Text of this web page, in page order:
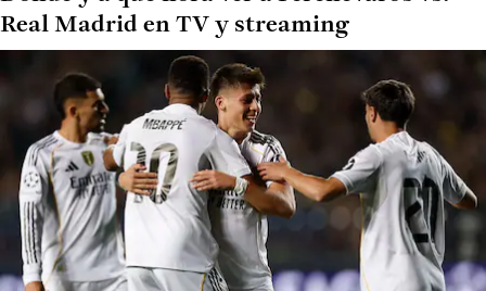
Real Madrid en TV y streaming